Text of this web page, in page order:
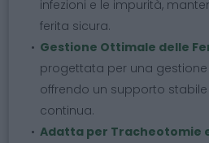
infezioni e le impurità,
ferita sicura.
Gestione Ottimale delle
progettata per una gestione
offrendo un supporto
continua.
Adatta per Tracheotomie